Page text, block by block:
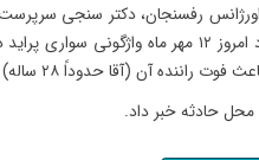
رفسنجان، دکتر سنجی سرپرست
خبر افزود: حوالی ساعت ۰۵:۵۵ دقیقه بامداد امروز ۱۲ مهر ماه
آن (آقا حدوداً ۲۸ ساله) گردید.
محل حادثه خبر داد.